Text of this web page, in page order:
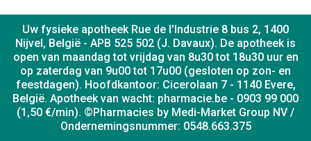
Uw fysieke apotheek Rue de l'Industrie 8 bus 2, 1400
Nijvel, België - APB 525 502 (J. Davaux). De apotheek is
open van maandag tot vrijdag van 8u30 tot 18u30 uur en
op zaterdag van 9u00 tot 17u00 (gesloten op zon- en
feestdagen). Hoofdkantoor: Cicerolaan 7 - 1140 Evere,
België. Apotheek van wacht: pharmacie.be - 0903 99 000
(1,50 €/min). ©Pharmacies by Medi-Market Group NV /
Ondernemingsnummer: 0548.663.375